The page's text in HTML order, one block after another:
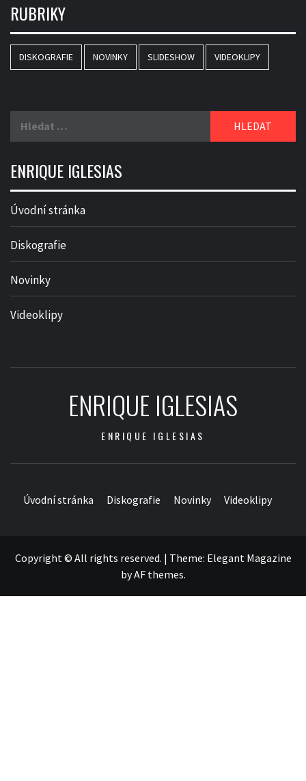
RUBRIKY
DISKOGRAFIE NOVINKY SLIDESHOW VIDEOKLIPY
ENRIQUE IGLESIAS
Úvodní stránka
Diskografie
Novinky
Videoklipy
ENRIQUE IGLESIAS
ENRIQUE IGLESIAS
Úvodní stránka Diskografie Novinky Videoklipy
Copyright © All rights reserved. | Theme: Elegant Magazine
byAF themes.